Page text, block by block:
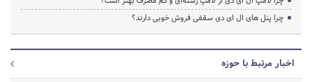
چرا پنل های ال ای دی سقفی فروش خوبی دارند؟
اخبار مرتبط با حوزه